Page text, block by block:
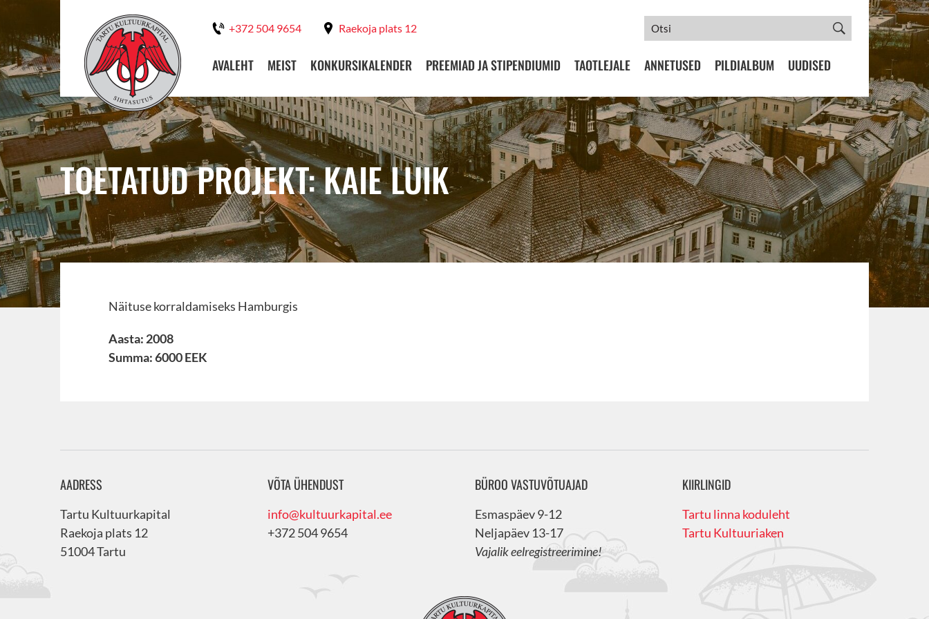
+372 504 9654 Raekoja plats 12
AVALEHT MEIST KONKURSIKALENDER PREEMIAD JA STIPENDIUMID TAOTLEJALE ANNETUSED PILDIALBUM UUDISED
TOETATUD PROJEKT: KAIE LUIK
Näituse korraldamiseks Hamburgis
Aasta: 2008
Summa: 6000 EEK
AADRESS
Tartu Kultuurkapital
Raekoja plats 12
51004 Tartu
VÕTA ÜHENDUST
info@kultuurkapital.ee
+372 504 9654
BÜROO VASTUVÕTUAJAD
Esmaspäev 9-12
Neljapäev 13-17
Vajalik eelregistreerimine!
KIIRLINGID
Tartu linna koduleht
Tartu Kultuuriaken